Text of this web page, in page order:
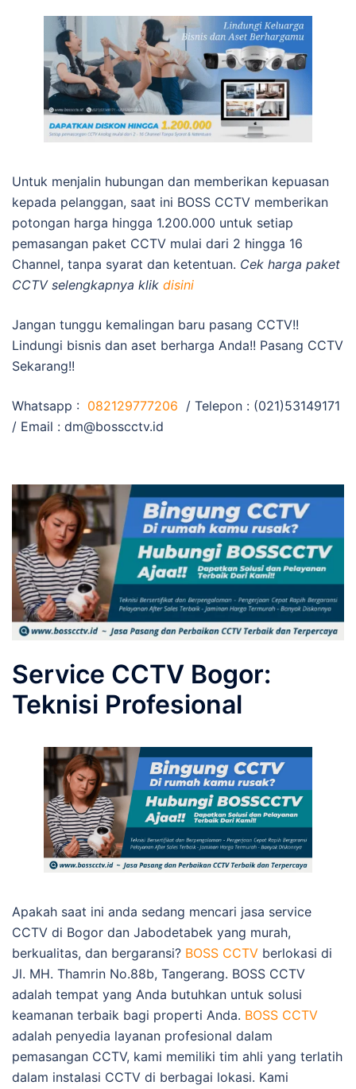
Untuk menjalin hubungan dan memberikan kepuasan
kepada pelanggan, saat ini BOSS CCTV memberikan
potongan harga hingga 1.200.000 untuk setiap
pemasangan paket CCTV mulai dari 2 hingga 16
Channel, tanpa syarat dan ketentuan. Cek harga paket
CCTV selengkapnya klik disini
Jangan tunggu kemalingan baru pasang CCTV!!
Lindungi bisnis dan aset berharga Anda!! Pasang CCTV
Sekarang!!
Whatsapp : 082129777206 / Telepon : (021)53149171
/ Email : dm@bosscctv.id
Service CCTV Bogor:
Teknisi Profesional
Apakah saat ini anda sedang mencari jasa service
CCTV di Bogor dan Jabodetabek yang murah,
berkualitas, dan bergaransi? BOSS CCTV berlokasi di
Jl. MH. Thamrin No.88b, Tangerang. BOSS CCTV
adalah tempat yang Anda butuhkan untuk solusi
keamanan terbaik bagi properti Anda. BOSS CCTV
adalah penyedia layanan profesional dalam
pemasangan CCTV, kami memiliki tim ahli yang terlatih
dalam instalasi CCTV di berbagai lokasi. Kami